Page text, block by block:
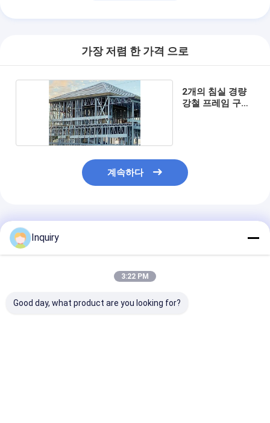
가장 저렴 한 가격 으로
2개의 침실 경량
강철 프레임 구조
계속하다
추천된 제품
Inquiry
3:22 PM
Good day, what product are you looking for?